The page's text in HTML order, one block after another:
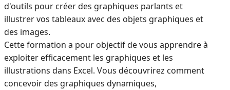
d'outils pour créer des graphiques parlants et
illustrer vos tableaux avec des objets graphiques et
des images.
Cette formation a pour objectif de vous apprendre à
exploiter efficacement les graphiques et les
illustrations dans Excel. Vous découvrirez comment
concevoir des graphiques dynamiques,